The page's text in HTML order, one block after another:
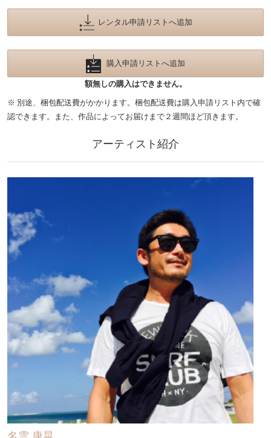
レンタル申請リストへ追加
購入申請リストへ追加
額無しの購入はできません。
※ 別途、梱包配送費がかかります。梱包配送費は購入申請リスト内で確
認できます。また、作品によってお届けまで２週間ほど頂きます。
アーティスト紹介